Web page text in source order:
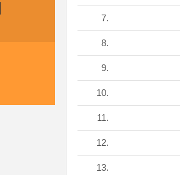
7.
8.
9.
10.
11.
12.
13.